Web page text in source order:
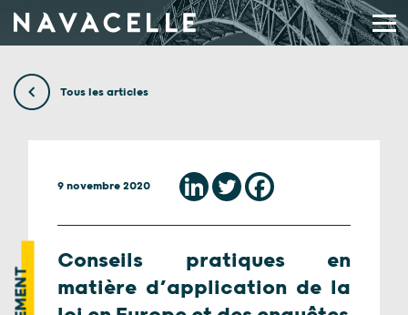
Tous les articles
9 novembre 2020
Conseils pratiques en
matière d’application de la